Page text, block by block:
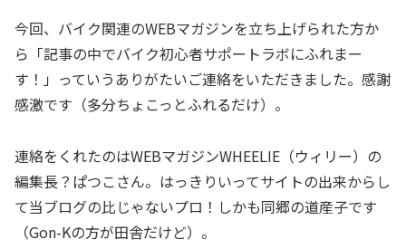
今回、バイク関連のWEBマガジンを立ち上げられた方か
ら「記事の中でバイク初心者サポートラボにふれまー
す！」っていうありがたいご連絡をいただきました。感謝
感激です（多分ちょこっとふれるだけ）。
連絡をくれたのはWEBマガジンWHEELIE（ウィリー）の
編集長？ぱつこさん。はっきりいってサイトの出来からし
て当ブログの比じゃないプロ！しかも同郷の道産子です
（Gon-Kの方が田舎だけど）。